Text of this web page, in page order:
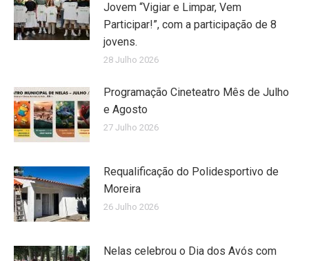
Jovem “Vigiar e Limpar, Vem
Participar!”, com a participação de 8
jovens.
28 Julho 2026
Programação Cineteatro Mês de Julho
e Agosto
27 Julho 2026
Requalificação do Polidesportivo de
Moreira
26 Julho 2026
Nelas celebrou o Dia dos Avós com